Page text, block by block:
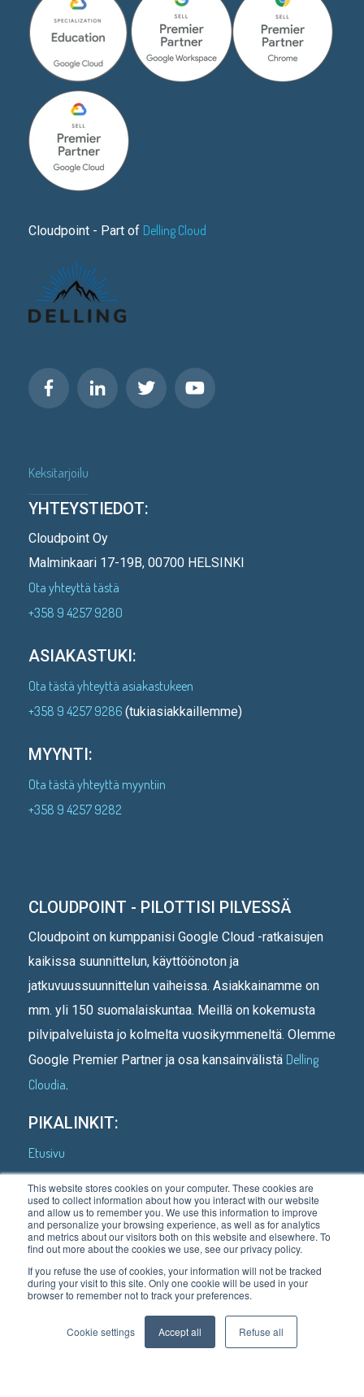
This website stores cookies on your computer. These cookies are
used to collect information about how you interact with our website
and allow us to remember you. We use this information to improve
and personalize your browsing experience, as well as for analytics
and metrics about our visitors both on this website and elsewhere. To
find out more about the cookies we use, see our privacy policy.
If you refuse the use of cookies, your information will not be tracked
during your visit to this site. Only one cookie will be used in your
browser to remember not to track your preferences.
Cookie settings Accept all Refuse all
Cloudpoint - Part of Delling Cloud
Keksitarjoilu
YHTEYSTIEDOT:
Cloudpoint Oy
Malminkaari 17-19B, 00700 HELSINKI
Ota yhteyttä tästä
+358 9 4257 9280
ASIAKASTUKI:
Ota tästä yhteyttä asiakastukeen
+358 9 4257 9286 (tukiasiakkaillemme)
MYYNTI:
Ota tästä yhteyttä myyntiin
+358 9 4257 9282
CLOUDPOINT - PILOTTISI PILVESSÄ
Cloudpoint on kumppanisi Google Cloud -ratkaisujen
kaikissa suunnittelun, käyttöönoton ja
jatkuvuussuunnittelun vaiheissa. Asiakkainamme on
mm. yli 150 suomalaiskuntaa. Meillä on kokemusta
pilvipalveluista jo kolmelta vuosikymmeneltä. Olemme
Google Premier Partner ja osa kansainvälistä Delling
Cloudia.
PIKALINKIT:
Etusivu
Kenelle teemme
Asiakastarinoita
Mitä teemme
Blogi